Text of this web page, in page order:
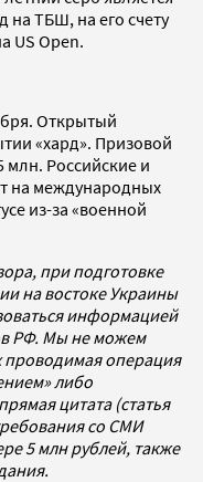
на ТБШ, на его счету
US Open.
Открытый
«хард». Призовой
млн. Российские и
на международных
из-за «военной
при подготовке
на востоке Украины
информацией
РФ. Мы не можем
проводимая операция
либо
цитата (статья
со СМИ
5 млн рублей, также